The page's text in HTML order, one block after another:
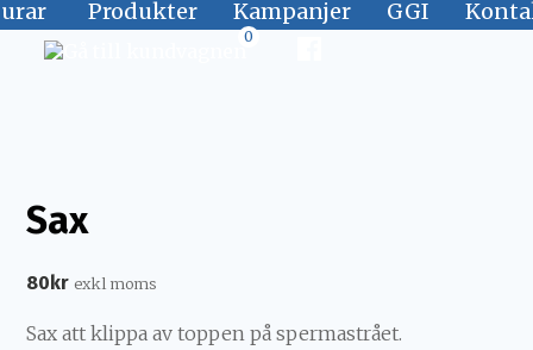
0
Produkter Kampanjer GGI
Sax
80 kr exkl moms
Sax att klippa av toppen på spermastrået.